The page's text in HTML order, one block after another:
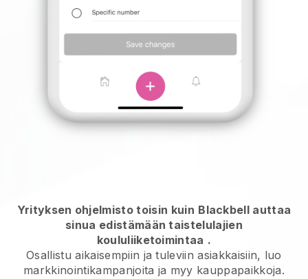
Yrityksen ohjelmisto toisin kuin Blackbell auttaa
sinua edistämään taistelulajien
koululiiketoimintaa .
Osallistu aikaisempiin ja tuleviin asiakkaisiin, luo
markkinointikampanjoita ja myy kauppapaikkoja.